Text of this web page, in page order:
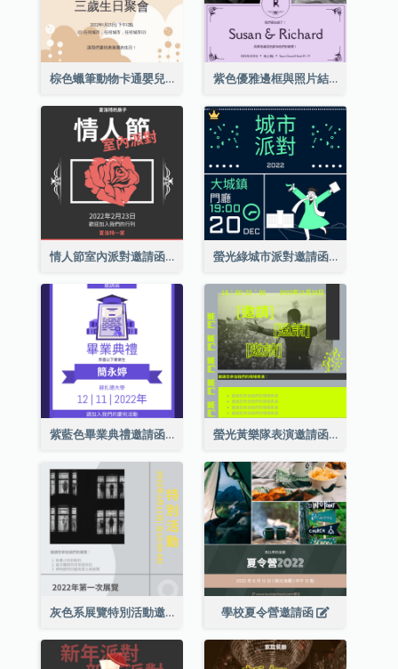
棕色蠟筆動物卡通嬰兒生日邀請 紫色優雅邊框與照片結婚請柬
情人節室內派對邀請函 螢光綠城市派對邀請函
紫藍色畢業典禮邀請函 螢光黃樂隊表演邀請函
灰色系展覽特別活動邀請函 學校夏令營邀請函